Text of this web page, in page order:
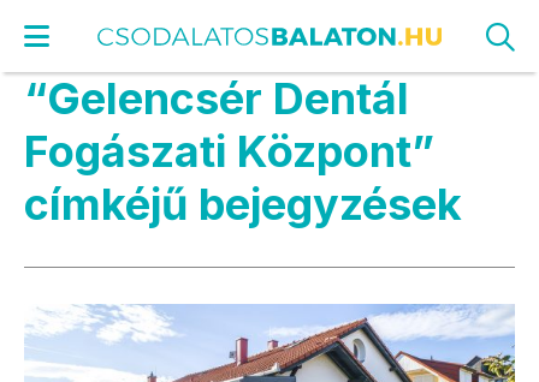
“Gelencsér Dentál
Fogászati Központ”
címkéjű bejegyzések